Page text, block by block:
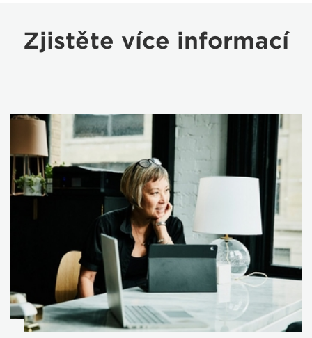
Zjistěte více informací